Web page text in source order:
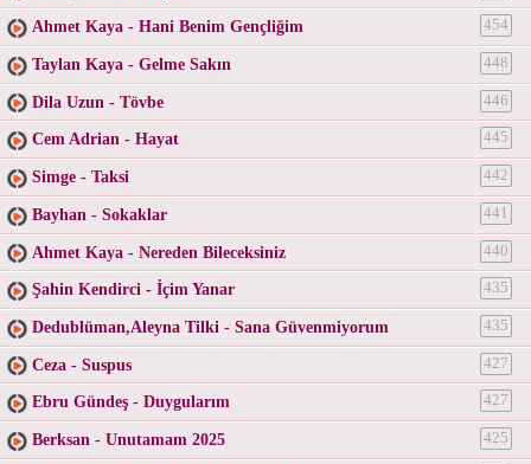
Ahmet Kaya - Hani Benim Gençliğim 454
Taylan Kaya - Gelme Sakın 448
Dila Uzun - Tövbe 446
Cem Adrian - Hayat 445
Simge - Taksi 442
Bayhan - Sokaklar 441
Ahmet Kaya - Nereden Bileceksiniz 440
Şahin Kendirci - İçim Yanar 435
Dedublüman,Aleyna Tilki - Sana Güvenmiyorum 435
Ceza - Suspus 427
Ebru Gündeş - Duygularım 427
Berksan - Unutamam 2025 425